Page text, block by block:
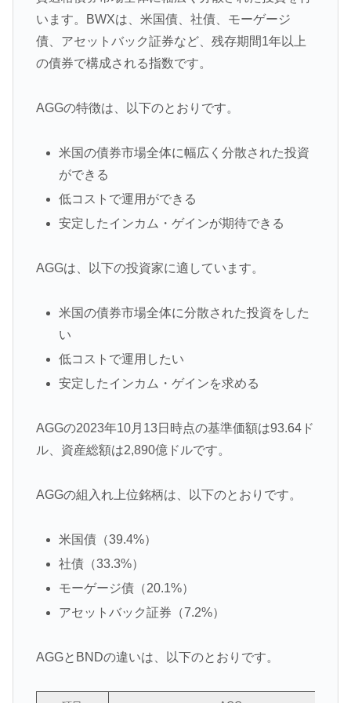
います。BWXは、米国債、社債、モーゲージ
債、アセットバック証券など、残存期間1年以上
の債券で構成される指数です。
AGGの特徴は、以下のとおりです。
米国の債券市場全体に幅広く分散された投資
ができる
低コストで運用ができる
安定したインカム・ゲインが期待できる
AGGは、以下の投資家に適しています。
米国の債券市場全体に分散された投資をした
い
低コストで運用したい
安定したインカム・ゲインを求める
AGGの2023年10月13日時点の基準価額は93.64ド
ル、資産総額は2,890億ドルです。
AGGの組入れ上位銘柄は、以下のとおりです。
米国債（39.4%）
社債（33.3%）
モーゲージ債（20.1%）
アセットバック証券（7.2%）
AGGとBNDの違いは、以下のとおりです。